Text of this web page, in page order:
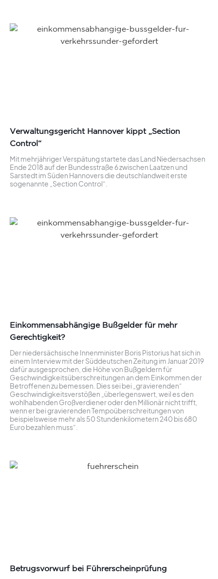
Verwaltungsgericht Hannover kippt „Section
Control“
Mit mehrjähriger Verspätung startete das Land Niedersachsen
Ende 2018 auf der Bundesstraße 6 zwischen Laatzen und
Sarstedt im Süden Hannovers die deutschlandweit erste
sogenannte „Section Control“.
Einkommensabhängige Bußgelder für mehr
Gerechtigkeit?
Der niedersächsische Innenminister Boris Pistorius hat sich in
einem Interview mit der Süddeutschen Zeitung im Januar 2019
dafür ausgesprochen, die Höhe von Bußgeldern für
Geschwindigkeitsüberschreitungen an dem Einkommen der
Betroffenen zu bemessen. Dies sei bei „gravierenden“
Geschwindigkeitsverstößen „überlegenswert, weil es den
wohlhabenden Großverdiener oder den Millionär nicht trifft,
wenn er bei gravierenden Tempoüberschreitungen von
beispielsweise mehr als 50 Stundenkilometern 240 bis 680
Euro bezahlen muss“.
Betrugsvorwurf bei Führerscheinprüfung